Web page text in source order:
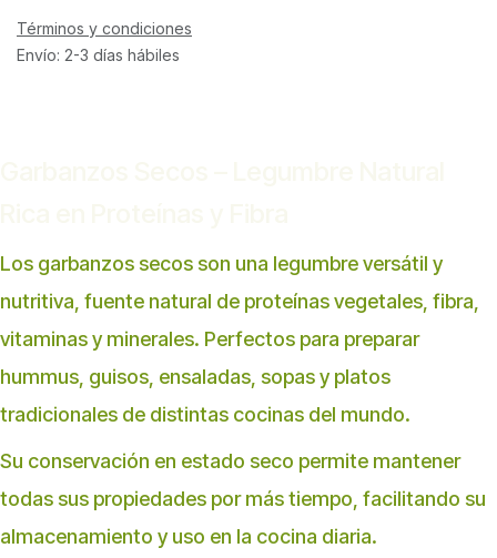
Términos y condiciones
Envío: 2-3 días hábiles
Los garbanzos secos son una legumbre versátil y
nutritiva, fuente natural de proteínas vegetales, fibra,
vitaminas y minerales. Perfectos para preparar
hummus, guisos, ensaladas, sopas y platos
tradicionales de distintas cocinas del mundo.
Su conservación en estado seco permite mantener
todas sus propiedades por más tiempo, facilitando su
almacenamiento y uso en la cocina diaria.